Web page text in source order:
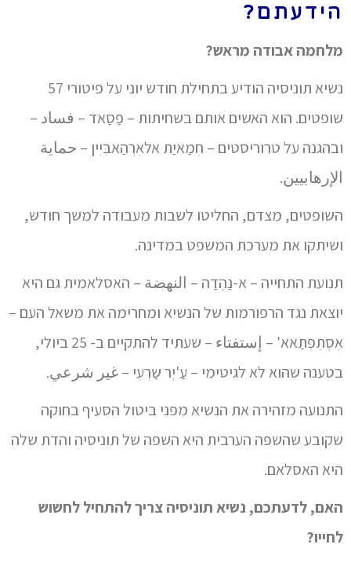
הידעתם?
מלחמה אבודה מראש?
נשיא תוניסיה הודיע בתחילת חודש יוני על פיטורי 57
שופטים. הוא האשים אותם בשחיתות – פַסַאד – فساد –
ובהגנה על טרוריסטים – חִמַאיַת אלאִרְהַאבִּיִין – حماية
الإرهابيين.
השופטים, מצדם, החליטו לשבות מעבודה למשך חודש,
ושיתקו את מערכת המשפט במדינה.
תנועת התחייה – א-נַהְדַה – النهضة – האסלאמית גם היא
יוצאת נגד הרפורמות של הנשיא ומחרימה את משאל העם –
אִסְתִפְתַאא' – إستفتاء – שעתיד להתקיים ב- 25 ביולי,
בטענה שהוא לא לגיטימי – עַ'יְר שַרְעִי – غير شرعي.
התנועה מזהירה את הנשיא מפני ביטול הסעיף בחוקה
שקובע שהשפה הערבית היא השפה של תוניסיה והדת שלה
היא האסלאם.
האם, לדעתכם, נשיא תוניסיה צריך להתחיל לחשוש
לחייו?